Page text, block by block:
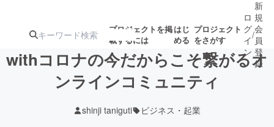
プロジェクトを掲
載するには
はじ
める
プロジェクト
をさがす
ターン
ジェクト
募集終了が近いプ
ロジェクト
ロ
グ
イ
ン
/
新
規
会
員
登
録
withコロナの今だからこそ繋がるオ
ンラインコミュニティ
shinji taniguti ビジネス・起業